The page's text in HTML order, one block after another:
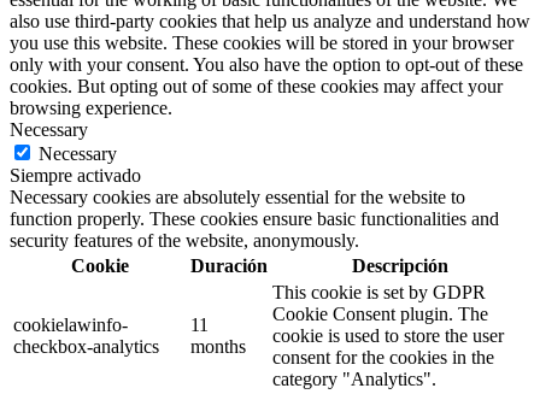
also use third-party cookies that help us analyze and understand how
you use this website. These cookies will be stored in your browser
only with your consent. You also have the option to opt-out of these
cookies. But opting out of some of these cookies may affect your
browsing experience.
Necessary
Necessary
Siempre activado
Necessary cookies are absolutely essential for the website to
function properly. These cookies ensure basic functionalities and
security features of the website, anonymously.
Cookie
Duración Descripción
cookielawinfo-
checkbox-analytics
11
months
This cookie is set by GDPR
Cookie Consent plugin. The
cookie is used to store the user
consent for the cookies in the
category "Analytics".